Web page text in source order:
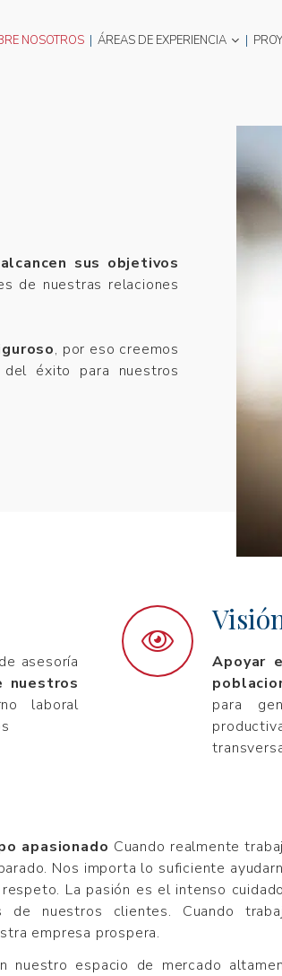
NOSOTROS | ÁREAS DE EXPERIENCIA |
sus objetivos
de nuestras relaciones
, por eso creemos
éxito para nuestros
asesoría
nuestros
laboral
Apoyar
para
apasionado Cuando realmente
Nos importa lo suficiente
La pasión es el intenso
nuestros clientes. Cuando
empresa prospera.
nuestro espacio de mercado